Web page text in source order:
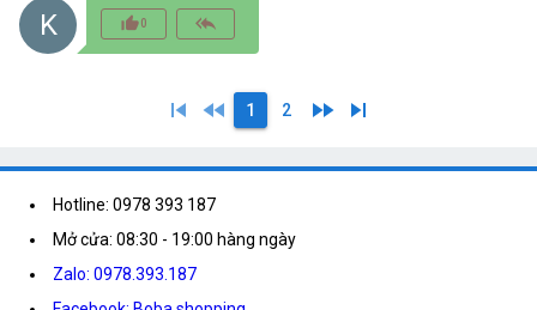
K thumb_up_alt0 reply_all
skip_previous fast_rewind 1 2 fast_forward skip_next
Hotline: 0978 393 187
Mở cửa: 08:30 - 19:00 hàng ngày
Zalo: 0978.393.187